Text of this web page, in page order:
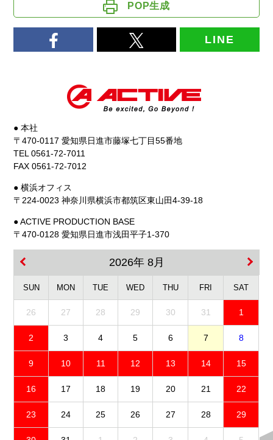
POP生成
LINE
● 本社
〒470-0117 愛知県日進市藤塚七丁目55番地
TEL 0561-72-7011
FAX 0561-72-7012
● 横浜オフィス
〒224-0023 神奈川県横浜市都筑区東山田4-39-18
● ACTIVE PRODUCTION BASE
〒470-0128 愛知県日進市浅田平子1-370
2026年 8月
SUN MON TUE WED THU FRI SAT
26 27 28 29 30 31 1
2 3 4 5 6 7 8
9 10 11 12 13 14 15
16 17 18 19 20 21 22
23 24 25 26 27 28 29